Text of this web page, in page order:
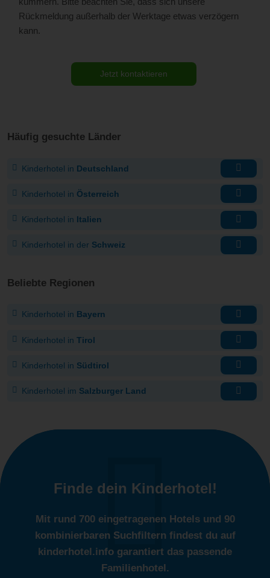
Rückmeldung außerhalb der Werktage etwas verzögern
kann.
Jetzt kontaktieren
Häufig gesuchte Länder
Kinderhotel in Deutschland
Kinderhotel in Österreich
Kinderhotel in Italien
Kinderhotel in der Schweiz
Beliebte Regionen
Kinderhotel in Bayern
Kinderhotel in Tirol
Kinderhotel in Südtirol
Kinderhotel im Salzburger Land
Finde dein Kinderhotel!
Mit rund 700 eingetragenen Hotels und 90
kombinierbaren Suchfiltern findest du auf
kinderhotel.info garantiert das passende
Familienhotel.